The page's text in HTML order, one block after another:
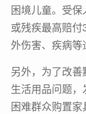
困境儿童。受
或残疾最高赔
外伤害、疾病等
另外，为了改
生活用品问题，
困难群众购置